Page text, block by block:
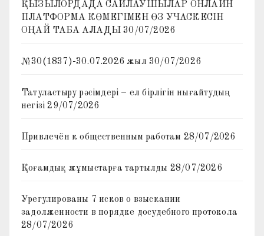
ҚЫЗЫЛОРДАДА САЙЛАУШЫЛАР ОНЛАЙН
ПЛАТФОРМА КӨМЕГІМЕН ӨЗ УЧАСКЕСІН
ОҢАЙ ТАБА АЛАДЫ 30/07/2026
№30(1837)-30.07.2026 жыл 30/07/2026
Татуластыру рәсімдері – ел бірлігін нығайтудың
негізі 29/07/2026
Привлечён к общественным работам 28/07/2026
Қоғамдық жұмыстарға тартылды 28/07/2026
Урегулированы 7 исков о взыскании
задолженности в порядке досудебного протокола
28/07/2026